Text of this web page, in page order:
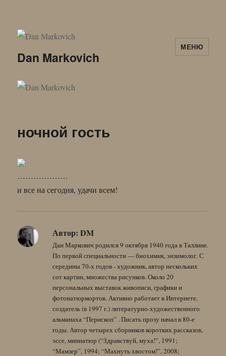
Dan Markovich
МЕНЮ
ночной гость
……………….
и все на сегодня, удачи всем!
Автор: DM
Дан Маркович родился 9 октября 1940 года в Таллине.
По первой специальности — биохимик, энзимолог. С
середины 70-х годов - художник, автор нескольких
сот картин, множества рисунков. Около 20
персональных выставок живописи, графики и
фотонатюрмортов. Активно работает в Интернете,
создатель (в 1997 г.) литературно-художественного
альманаха “Перископ” . Писать прозу начал в 80-е
годы. Автор четырех сборников коротких рассказов,
эссе, миниатюр (“Здравствуй, муха!”, 1991;
“Мамзер”, 1994; “Махнуть хвостом!”, 2008;